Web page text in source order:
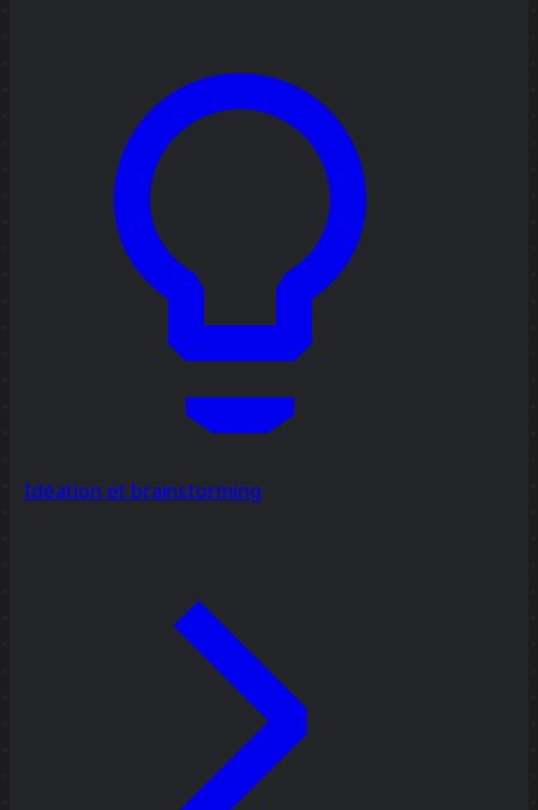
Idéation et brainstorming